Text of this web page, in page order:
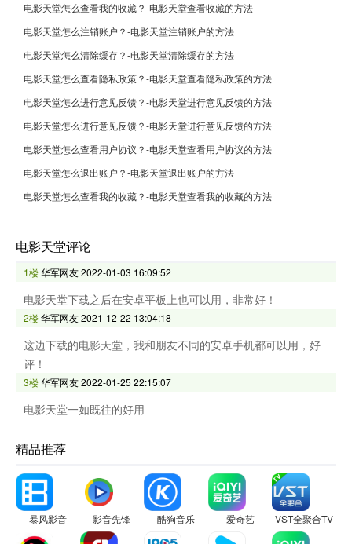
电影天堂怎么查看我的收藏？-电影天堂查看收藏的方法
电影天堂怎么注销账户？-电影天堂注销账户的方法
电影天堂怎么清除缓存？-电影天堂清除缓存的方法
电影天堂怎么查看隐私政策？-电影天堂查看隐私政策的方法
电影天堂怎么进行意见反馈？-电影天堂进行意见反馈的方法
电影天堂怎么进行意见反馈？-电影天堂进行意见反馈的方法
电影天堂怎么查看用户协议？-电影天堂查看用户协议的方法
电影天堂怎么退出账户？-电影天堂退出账户的方法
电影天堂怎么查看我的收藏？-电影天堂查看我的收藏的方法
电影天堂评论
1楼华军网友2022-01-03 16:09:52
电影天堂下载之后在安卓平板上也可以用，非常好！
2楼华军网友2021-12-22 13:04:18
这边下载的电影天堂，我和朋友不同的安卓手机都可以用，好
评！
3楼华军网友2022-01-25 22:15:07
电影天堂一如既往的好用
精品推荐
暴风影音 影音先锋 酷狗音乐 爱奇艺 VST全聚合TV版